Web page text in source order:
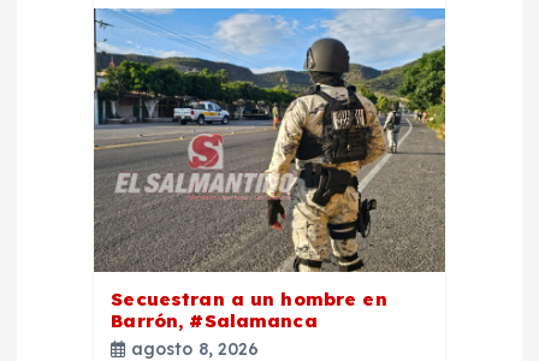
Secuestran a un hombre en
Barrón, #Salamanca
agosto 8, 2026